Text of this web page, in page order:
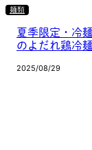
麺類
夏季限定・冷
のよだれ鶏冷麺
2025/08/29